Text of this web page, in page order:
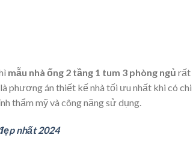
mẫu nhà ống 2 tầng 1 tum 3 phòng ngủ rất
phương án thiết kế nhà tối ưu nhất khi có
thẩm mỹ và công năng sử dụng.
nhất 2024